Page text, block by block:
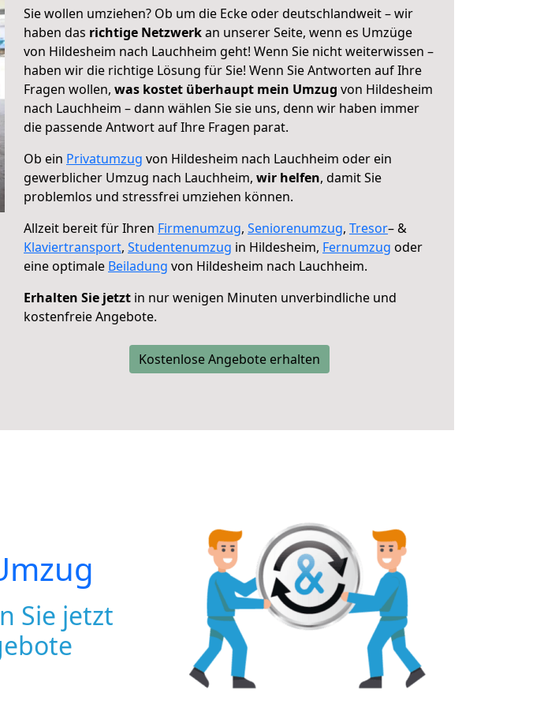
Sie wollen umziehen? Ob um die Ecke oder deutschlandweit – wir
haben das richtige Netzwerkan unserer Seite, wenn es Umzüge
von Hildesheim nach Lauchheim geht! Wenn Sie nicht weiterwissen –
haben wir die richtige Lösung für Sie! Wenn Sie Antworten auf Ihre
Fragen wollen, was kostet überhaupt mein Umzug von Hildesheim
nach Lauchheim – dann wählen Sie sie uns, denn wir haben immer
die passende Antwort auf Ihre Fragen parat.
Ob ein Privatumzug von Hildesheim nach Lauchheim oder ein
gewerblicher Umzug nach Lauchheim, wir helfen, damit Sie
problemlos und stressfrei umziehen können.
Allzeit bereit für Ihren Firmenumzug, Seniorenumzug, Tresor– &
Klaviertransport, Studentenumzug in Hildesheim, Fernumzug oder
eine optimale Beiladung von Hildesheim nach Lauchheim.
Erhalten Sie jetzt in nur wenigen Minuten unverbindliche und
kostenfreie Angebote.
Kostenlose Angebote erhalten
Sie jetzt